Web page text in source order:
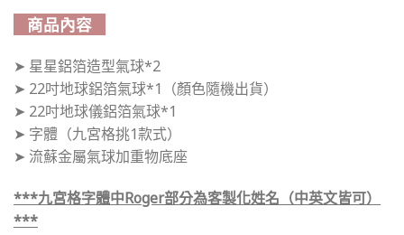
商品內容
➤ 星星鋁箔造型氣球*2
➤ 22吋地球鋁箔氣球*1（顏色隨機出貨）
➤ 22吋地球儀鋁箔氣球*1
➤ 字體（九宮格挑1款式）
➤ 流蘇金屬氣球加重物底座
***九宮格字體中Roger部分為客製化姓名（中英文皆可）
***